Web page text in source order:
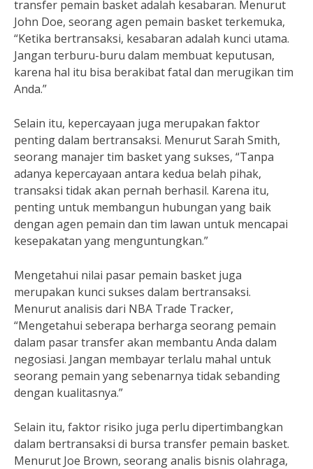
transfer pemain basket adalah kesabaran. Menurut
John Doe, seorang agen pemain basket terkemuka,
“Ketika bertransaksi, kesabaran adalah kunci utama.
Jangan terburu-buru dalam membuat keputusan,
karena hal itu bisa berakibat fatal dan merugikan tim
Anda.”
Selain itu, kepercayaan juga merupakan faktor
penting dalam bertransaksi. Menurut Sarah Smith,
seorang manajer tim basket yang sukses, “Tanpa
adanya kepercayaan antara kedua belah pihak,
transaksi tidak akan pernah berhasil. Karena itu,
penting untuk membangun hubungan yang baik
dengan agen pemain dan tim lawan untuk mencapai
kesepakatan yang menguntungkan.”
Mengetahui nilai pasar pemain basket juga
merupakan kunci sukses dalam bertransaksi.
Menurut analisis dari NBA Trade Tracker,
“Mengetahui seberapa berharga seorang pemain
dalam pasar transfer akan membantu Anda dalam
negosiasi. Jangan membayar terlalu mahal untuk
seorang pemain yang sebenarnya tidak sebanding
dengan kualitasnya.”
Selain itu, faktor risiko juga perlu dipertimbangkan
dalam bertransaksi di bursa transfer pemain basket.
Menurut Joe Brown, seorang analis bisnis olahraga,